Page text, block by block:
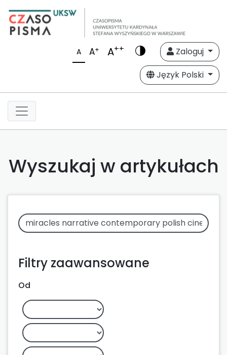
A A+ A++
Zaloguj
Język Polski
Wyszukaj w artykułach
Filtry zaawansowane
Od